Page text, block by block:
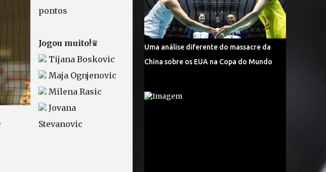
pontos
Jogou muito!♛
Tijana Boskovic
Maja Ognjenovic
Milena Rasic
Jovana
Stevanovic
Uma análise diferente do massacre da
China sobre os EUA na Copa do Mundo